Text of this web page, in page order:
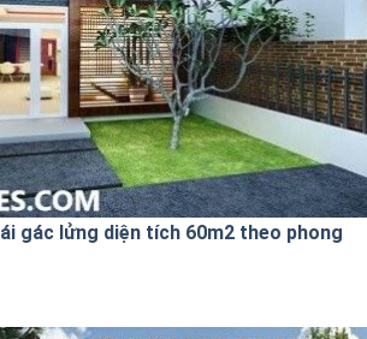
gác lửng diện tích 60m2 theo phong